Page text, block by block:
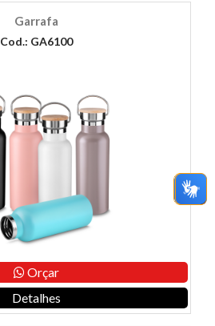
Garrafa
Cod.: GA6100
Orçar
Detalhes